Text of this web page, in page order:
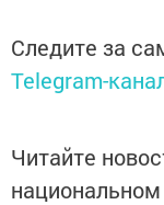
Следите за
Telegram-
Читайте